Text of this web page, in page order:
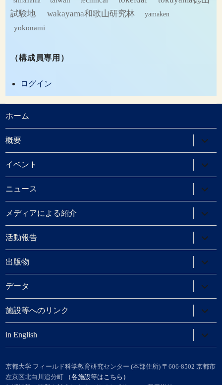
試験地
wakayama和歌山研究林
yamaken
yokonami
（構成員専用）
ログイン
ホーム
概要
ブ
メ
ニ
ュ
ー
を
展
開
イベント
ブ
メ
ニ
ュ
ー
を
展
開
ニュース
ブ
メ
ニ
ュ
ー
を
展
開
メディアによる紹介
ブ
メ
ニ
ュ
ー
を
展
開
活動報告
ブ
メ
ニ
ュ
ー
を
展
開
出版物
ブ
メ
ニ
ュ
ー
を
展
開
データ
ブ
メ
ニ
ュ
ー
を
展
開
施設等へのリンク
ブ
メ
ニ
ュ
ー
展
開
in English
ブ
メ
ュ
ー
京都大学 フィールド科学教育研究センター (本部住所) 〒606-8502 京都市
左京区北白川追分町
（各施設等はこちら）